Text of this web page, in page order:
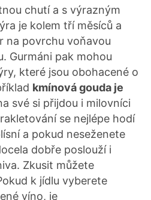
chutí a s výrazným
je kolem tří měsíců a
na povrchu voňavou
Gurmáni pak mohou
které jsou obohacené o
kmínová gouda je
své si přijdou i milovníci
se nejlépe hodí
a pokud neseženete
dobře poslouží i
Zkusit můžete
k jídlu vyberete
víno, je